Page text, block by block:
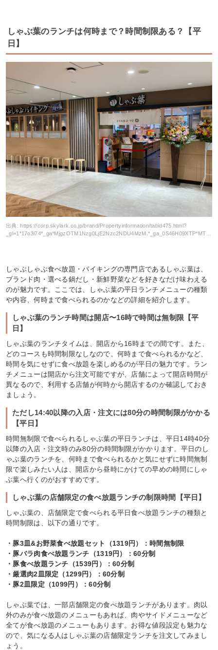
しゃぶ葉のランチは何時まで？時間制限ある？【平
日】
出典:https://corp.skylark.co.jp/brand/Propertyinformation/tabid475.html?
_gl=1*17o3l74*_ga*MjgzOTM1Nzg0LjE2Nzc2NDU4MzM.*_ga_0S46H09XTP*MTY5ODU3ODI4OC4yMy4xLjE2OTg1Nzk0MjYuMC4wLjA.*_fplc*NjNHUHhWM3VpcFN1dkIySFVDZ0ljSVMzanJzclRMN2prOFdlREdQQzhHaGc3ejNkN1JpRzdGYzVWanpXbDRuZ3Byd0x3NjhRb2dVJTJCMmxxcVVWaUJReENkOXpaSXp2TXZPJTJCMmVoWFNXVFVuSE10T3JwdVZHWHNETTN0Q0dOdyUzRCUzRA..
しゃぶしゃぶ食べ放題・バイキングの専門店であるしゃぶ葉は、
ブランド肉・選べる鍋だし・新鮮野菜などを好きなだけ味わえる
のが魅力です。ここでは、しゃぶ葉の平日ランチメニューの種類
や内容、何時まで食べられるのかなどの詳細を紹介します。
しゃぶ葉のランチ時間は開店〜16時で時間は無制限【平
日】
しゃぶ葉のランチタイムは、開店から16時までの間です。また、
どのコースも時間制限なしなので、何時まで食べられるかなど、
時間を気にせずに食べ放題を楽しめるのが平日の魅力です。ラン
チメニューは開店から注文可能ですが、店舗によって開店時間が
異なるので、利用する店舗が何時から開店するのか確認しておき
ましょう。
ただし14:40以降の入店・注文には80分の時間制限がかかる
【平日】
時間無制限で食べられるしゃぶ葉の平日ランチは、平日14時40分
以降の入店・注文時のみ80分の時間制限がかかります。平日のし
ゃぶ葉のランチを、何時まで食べられるかと気にせずに時間無制
限で楽しみたい人は、開店から昼時にかけての早めの時間にしゃ
ぶ葉へ行くのがおすすめです。
しゃぶ葉の店舗限定の食べ放題ランチの制限時間【平日】
しゃぶ葉の、店舗限定で食べられる平日食べ放題ランチの種類と
時間制限は、以下の通りです。
・豚3皿&お野菜食べ放題セット（1319円）：時間無制限
・豚バラ肉食べ放題ランチ（1319円）：60分制
・豚食べ放題ランチ（1539円）：60分制
・厳選肉2皿限定（1299円）：60分制
・豚2皿限定（1099円）：60分制
しゃぶ葉では、一部店舗限定の食べ放題ランチがあります。肉以
外のみが食べ放題のメニューもあれば、肉やサイドメニューなど
全てが食べ放題のメニューもあります。お得な値段設定も魅力な
ので、気になる人はしゃぶ葉の店舗限定ランチを注文してみまし
ょう。